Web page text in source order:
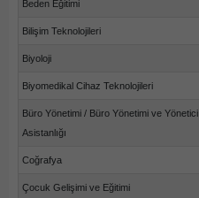
Beden Eğitimi
Bilişim Teknolojileri
Biyoloji
Biyomedikal Cihaz Teknolojileri
Büro Yönetimi / Büro Yönetimi ve Yönetici
Asistanlığı
Coğrafya
Çocuk Gelişimi ve Eğitimi